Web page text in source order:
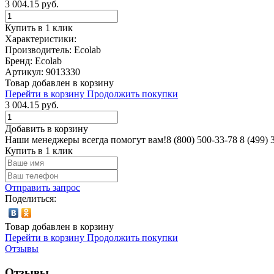
3 004.15 руб.
Купить в 1 клик
Характеристики:
Производитель: Ecolab
Бренд: Ecolab
Артикул: 9013330
Товар добавлен в корзину
Перейти в корзину Продолжить покупки
3 004.15 руб.
Добавить в корзину
Наши менеджеры всегда помогут вам!8 (800) 500-33-78 8 (499)
Купить в 1 клик
Отправить запрос
Поделиться:
Товар добавлен в корзину
Перейти в корзину Продолжить покупки
Отзывы